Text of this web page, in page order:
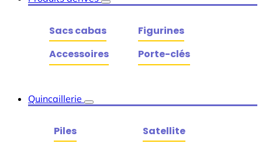
Sacs cabas
Figurines
Accessoires
Porte-clés
Quincaillerie
Piles Satellite